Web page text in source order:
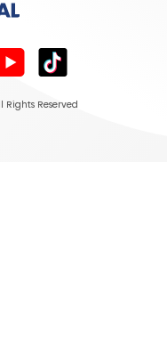
Rights Reserved